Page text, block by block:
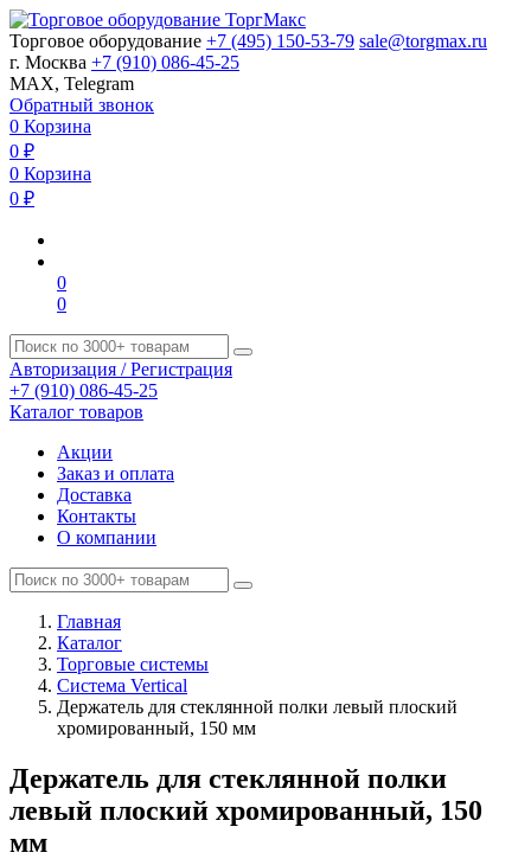
Торговое оборудование +7 (495) 150-53-79 sale@torgmax.ru
г. Москва +7 (910) 086-45-25
MAX, Telegram
Обратный звонок
0 Корзина
0 ₽
0 Корзина
0 ₽
0
0
Авторизация / Регистрация
+7 (910) 086-45-25
Каталог товаров
Акции
Заказ и оплата
Доставка
Контакты
О компании
Главная
Каталог
Торговые системы
Система Vertical
Держатель для стеклянной полки левый плоский
хромированный, 150 мм
Держатель для стеклянной полки
левый плоский хромированный, 150
мм